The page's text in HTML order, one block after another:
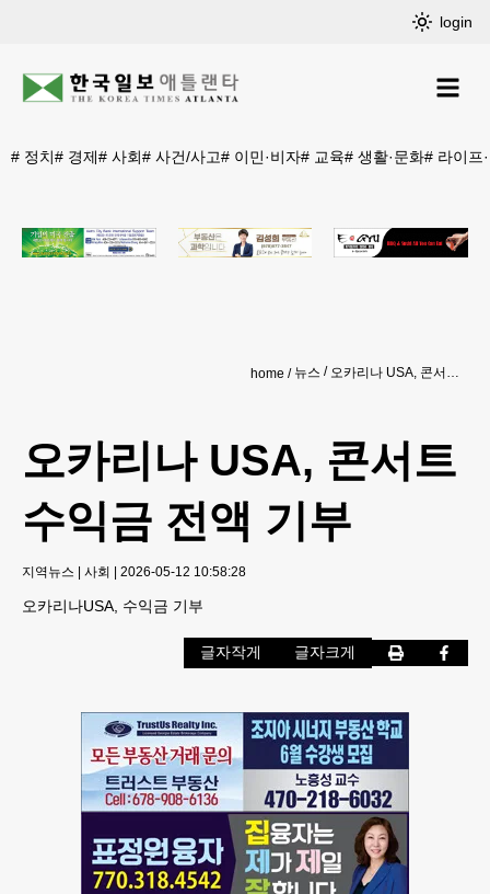
login
# 정치# 경제# 사회# 사건/사고# 이민·비자# 교육# 생활·문화# 라이프
home 뉴스 오카리나 USA, 콘서트 수익금 전액 기부
오카리나 USA, 콘서트
수익금 전액 기부
지역뉴스 | 사회 | 2026-05-12 10:58:28
오카리나USA, 수익금 기부
글자작게 글자크게